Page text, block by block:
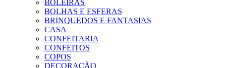
BOLEIRAS
BOLHAS E ESFERAS
BRINQUEDOS E FANTASIAS
CASA
CONFEITARIA
CONFEITOS
COPOS
DECORAÇÃO